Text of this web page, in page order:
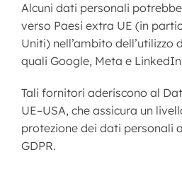
Alcuni dati personali
verso Paesi extra UE (in
Uniti) nell’ambito dell’utilizzo
quali Google, Meta e
Tali fornitori aderiscono al
UE–USA, che assicura un
protezione dei dati personali
GDPR.